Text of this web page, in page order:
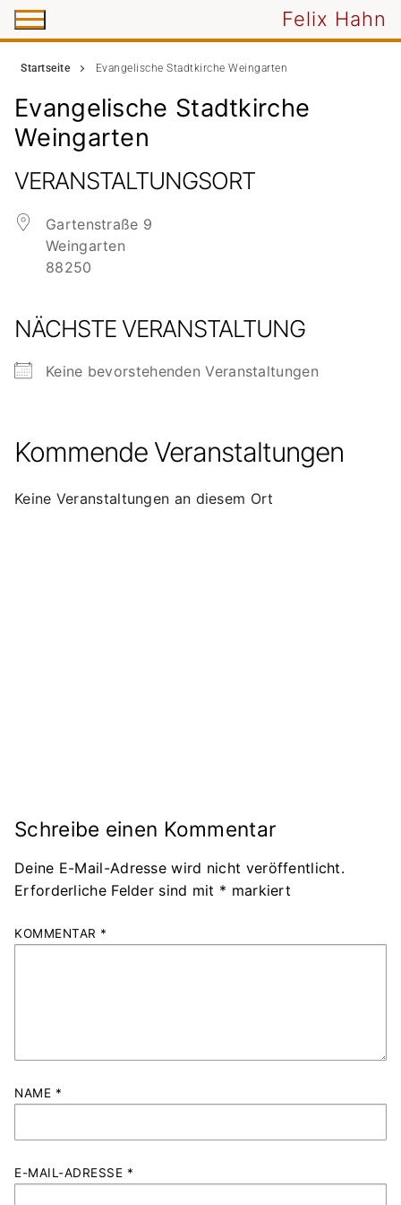
Zum
Inhalt
Felix Hahn
Startseite Evangelische Stadtkirche Weingarten
Evangelische Stadtkirche
Weingarten
VERANSTALTUNGSORT
Gartenstraße 9
Weingarten
88250
NÄCHSTE VERANSTALTUNG
Keine bevorstehenden Veranstaltungen
Kommende Veranstaltungen
Keine Veranstaltungen an diesem Ort
Schreibe einen Kommentar
Deine E-Mail-Adresse wird nicht veröffentlicht.
Erforderliche Felder sind mit * markiert
KOMMENTAR *
NAME *
E-MAIL-ADRESSE *